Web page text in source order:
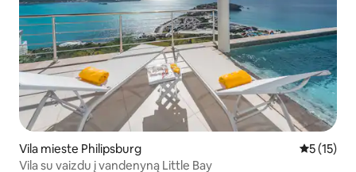
Vila mieste Philipsburg Vidutinis
5 (15)
Vila su vaizdu į vandenyną Little Bay